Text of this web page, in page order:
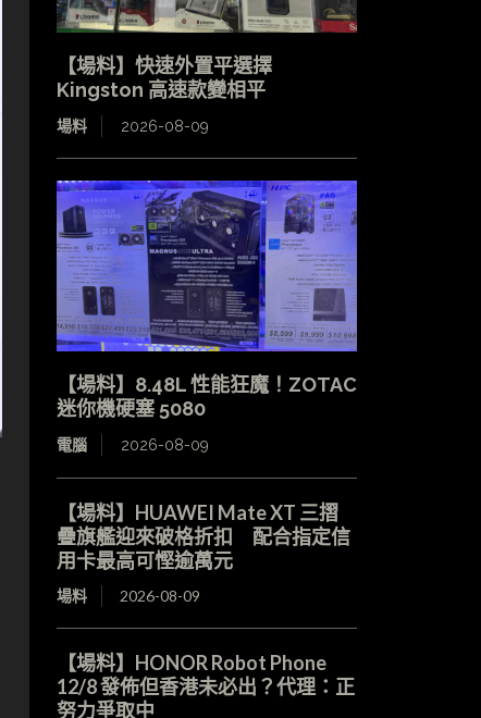
【場料】快速外置平選擇
Kingston 高速款變相平
場料 2026-08-09
【場料】8.48L 性能狂魔！ZOTAC
迷你機硬塞 5080
電腦 2026-08-09
【場料】HUAWEI Mate XT 三摺
疊旗艦迎來破格折扣 配合指定信
用卡最高可慳逾萬元
場料 2026-08-09
【場料】HONOR Robot Phone
12/8 發佈但香港未必出？代理：正
努力爭取中